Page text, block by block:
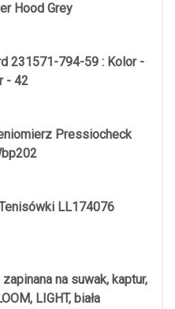
Hood Grey
231571-794-59 : Kolor -
- 42
Pressiocheck
LL174076
na suwak, kaptur,
LIGHT, biała